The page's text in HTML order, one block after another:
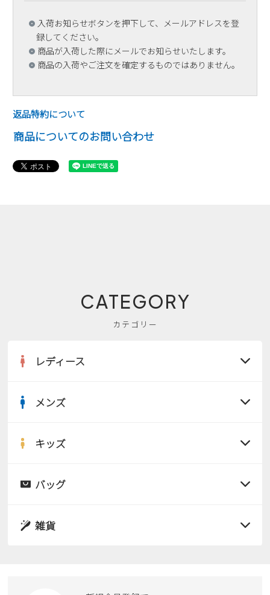
入荷お知らせボタンを押下して、メールアドレスを登
録してください。
商品が入荷した際にメールでお知らせいたします。
商品の入荷やご注文を確定するものではありません。
返品特約について
商品についてのお問い合わせ
CATEGORY
カテゴリー
レディース
サンダル
スニーカー
カジュアルシューズ
メンズ
サンダル
キッズ
サンダル
バッグ
雑貨